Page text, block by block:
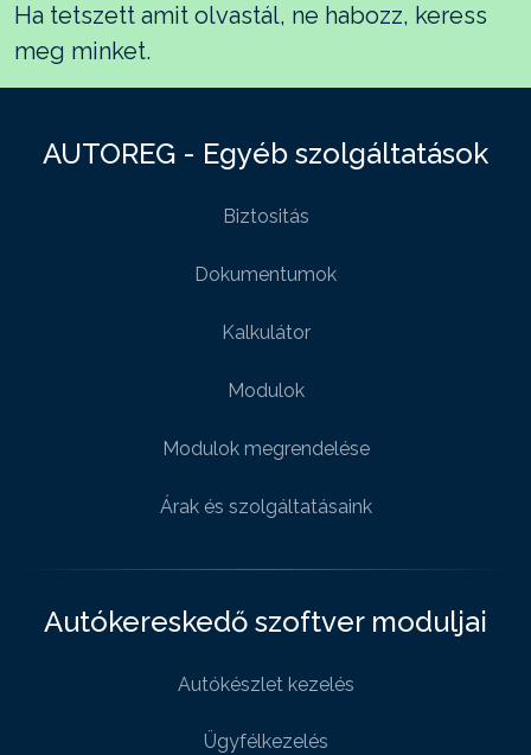
Ha tetszett amit olvastál, ne habozz, keress
meg minket.
AUTOREG - Egyéb szolgáltatások
Biztositás
Dokumentumok
Kalkulátor
Modulok
Modulok megrendelése
Árak és szolgáltatásaink
Autókereskedő szoftver moduljai
Autókészlet kezelés
Ügyfélkezelés